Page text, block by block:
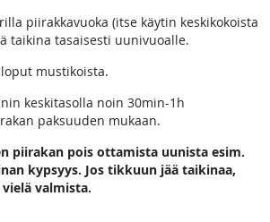
piirakkavuoka (itse käytin keskikokoista
taikina tasaisesti uunivuoalle.
mustikoista.
keskitasolla noin 30min-1h
paksuuden mukaan.
piirakan pois ottamista uunista esim.
kypsyys. Jos tikkuun jää taikinaa,
valmista.